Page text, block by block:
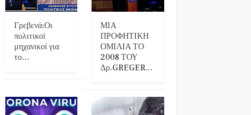
Γρεβενά:Οι
πολιτικοί
μηχανικοί για
το…
ΜΙΑ
ΠΡΟΦΗΤΙΚΗ
ΟΜΙΛΙΑ ΤΟ
2008 ΤΟΥ
Δρ.GREGER…